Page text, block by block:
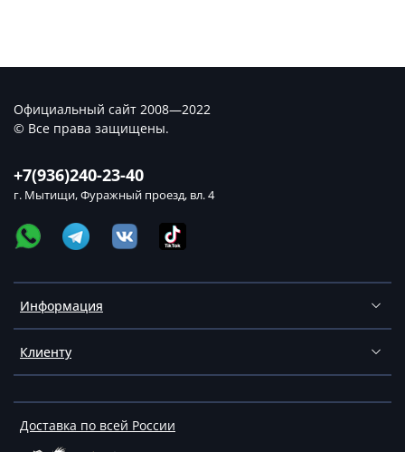
Информация
Клиенту
Доставка по всей России
+7(936)240-23-40
г. Мытищи, Фуражный проезд, вл. 4
Официальный сайт 2008—2022
© Все права защищены.